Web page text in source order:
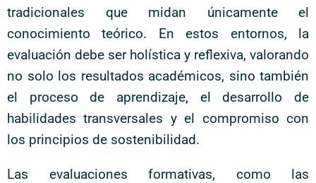
tradicionales que midan únicamente el
conocimiento teórico. En estos entornos, la
evaluación debe ser holística y reflexiva, valorando
no solo los resultados académicos, sino también
el proceso de aprendizaje, el desarrollo de
habilidades transversales y el compromiso con
los principios de sostenibilidad.
Las evaluaciones formativas, como las